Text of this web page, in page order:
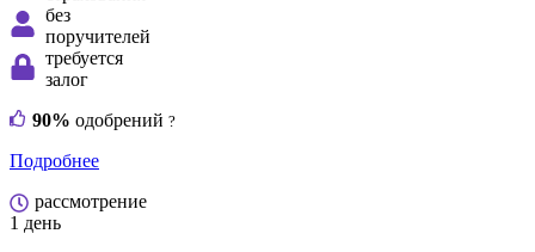
без
поручителей
требуется
залог
90% одобрений ?
Подробнее
рассмотрение
1 день